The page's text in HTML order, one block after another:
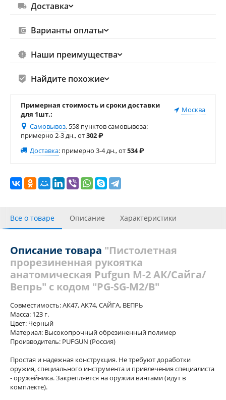
Доставка
Варианты оплаты
Наши преимущества
Найдите похожие
Примерная стоимость и сроки доставки
для 1шт.:
Москва
Самовывоз, 558 пунктов самовывоза:
примерно 2-3 дн., от302₽
Доставка: примерно 3-4 дн., от534₽
Все о товаре Описание Характеристики
Описание товара "Пистолетная
прорезиненная рукоятка
анатомическая Pufgun М-2 АК/Сайга/
Вепрь" с кодом "PG-SG-M2/B"
Совместимость: АК47, АК74, САЙГА, ВЕПРЬ
Масса: 123 г.
Цвет: Черный
Материал: Высокопрочный обрезиненный полимер
Производитель: PUFGUN (Россия)
Простая и надежная конструкция. Не требуют доработки
оружия, специального инструмента и привлечения специалиста
- оружейника. Закрепляется на оружии винтами (идут в
комплекте).